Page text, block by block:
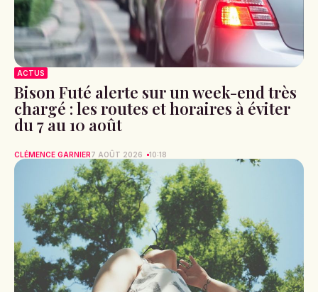
ACTUS
Bison Futé alerte sur un week-end très
chargé : les routes et horaires à éviter
du 7 au 10 août
CLÉMENCE GARNIER7 AOÛT 2026 10:18